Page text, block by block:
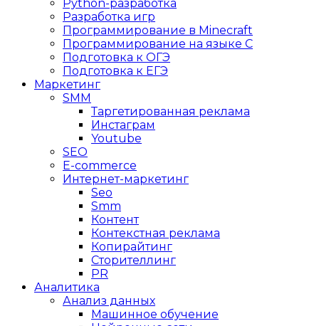
Python-разработка
Разработка игр
Программирование в Minecraft
Программирование на языке C
Подготовка к ОГЭ
Подготовка к ЕГЭ
Маркетинг
SMM
Таргетированная реклама
Инстаграм
Youtube
SEO
E-сommerce
Интернет-маркетинг
Seo
Smm
Контент
Контекстная реклама
Копирайтинг
Сторителлинг
PR
Аналитика
Анализ данных
Машинное обучение